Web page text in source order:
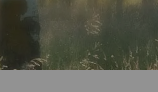
Vermittlungshilfe privat